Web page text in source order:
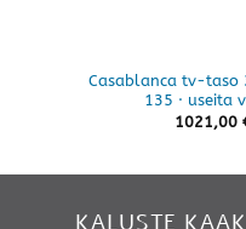
Casablanca tv-
135 · useita
1021,00